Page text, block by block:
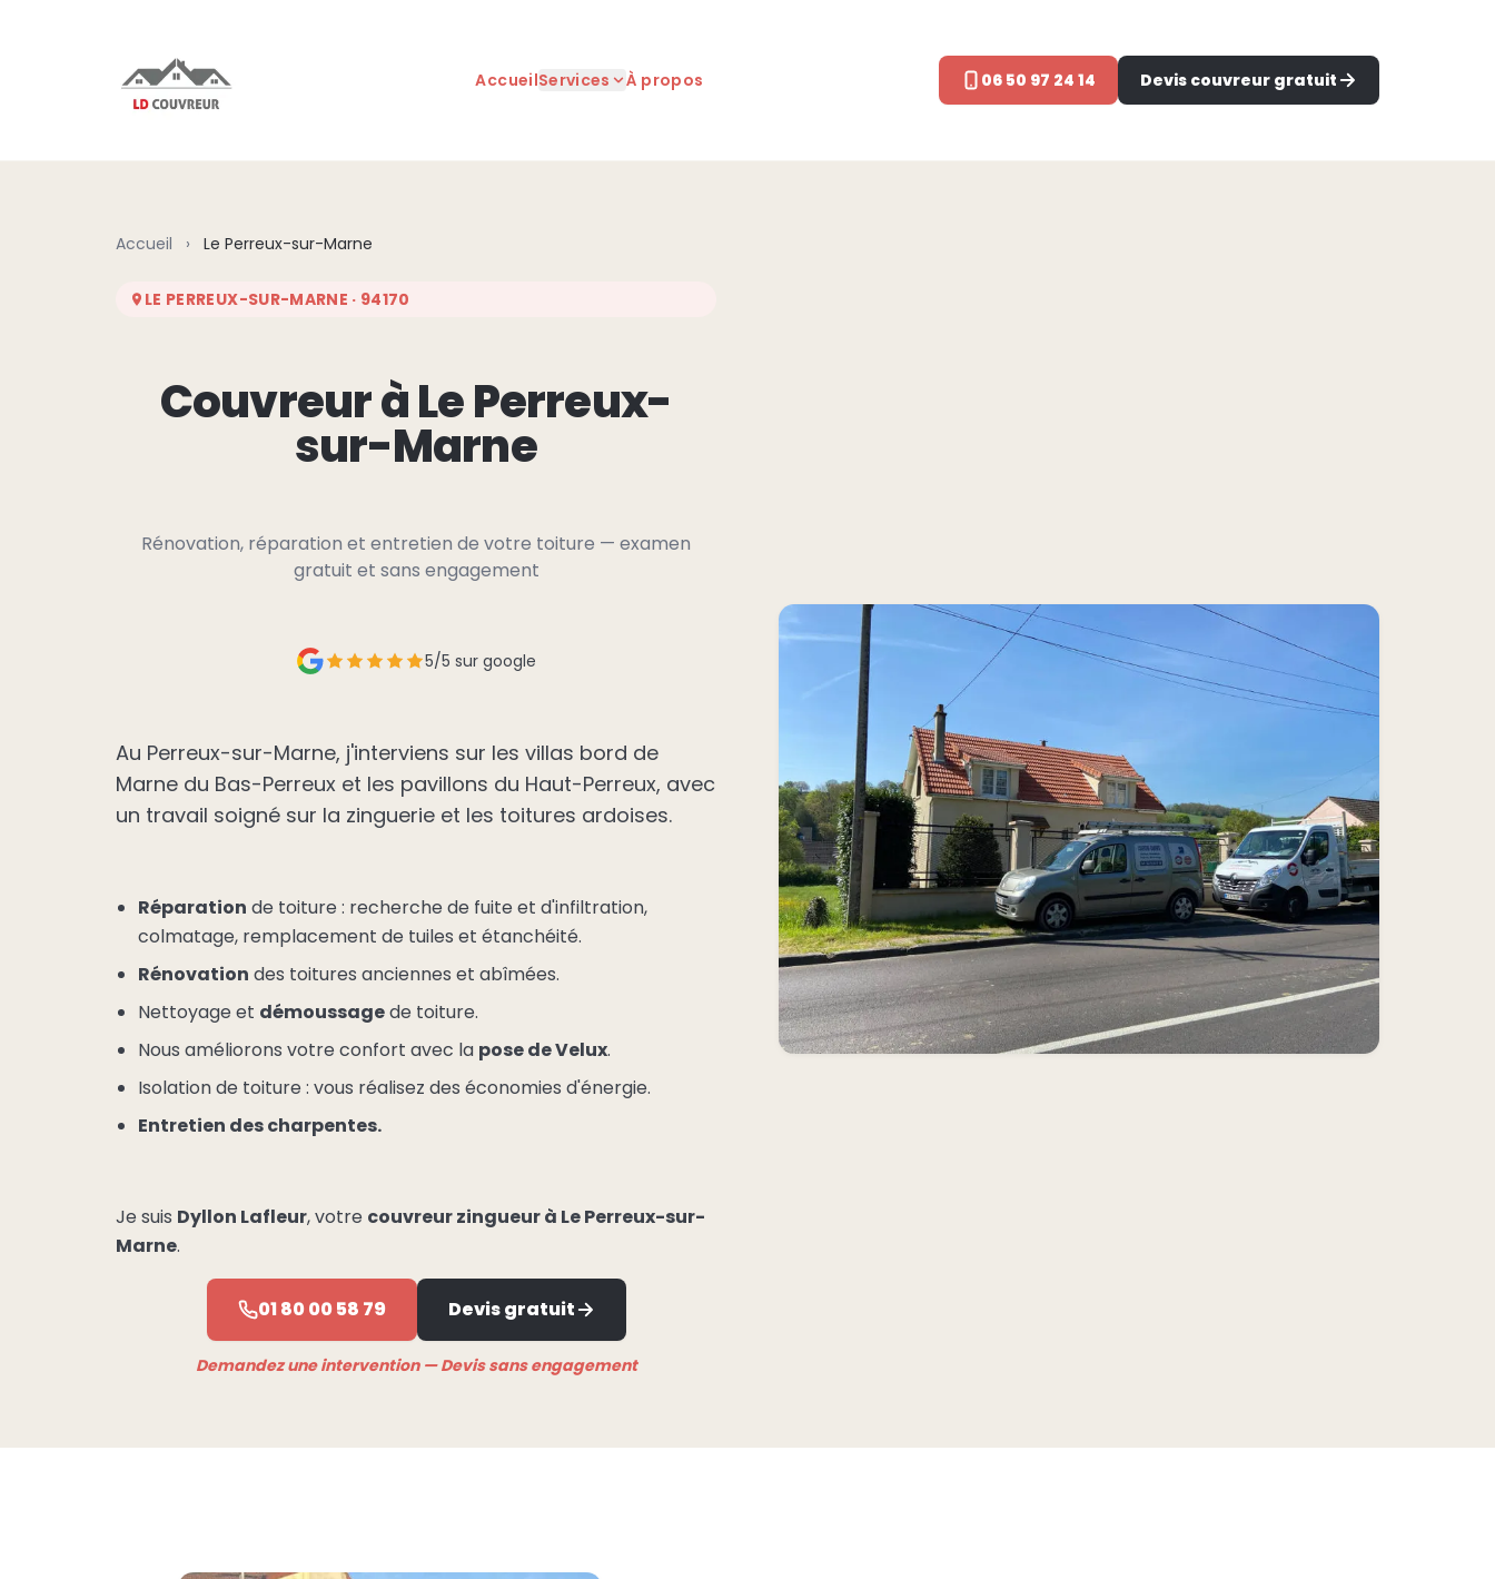
AccueilServices À propos 06 50 97 24 14 Devis couvreur gratuit
Accueil › Le Perreux-sur-Marne
LE PERREUX-SUR-MARNE · 94170
Couvreur à Le Perreux-
sur-Marne
Rénovation, réparation et entretien de votre toiture — examen
gratuit et sans engagement
5/5 sur google
Au Perreux-sur-Marne, j'interviens sur les villas bord de
Marne du Bas-Perreux et les pavillons du Haut-Perreux, avec
un travail soigné sur la zinguerie et les toitures ardoises.
Réparation de toiture : recherche de fuite et d'infiltration,
colmatage, remplacement de tuiles et étanchéité.
Rénovation des toitures anciennes et abîmées.
Nettoyage et démoussagede toiture.
Nous améliorons votre confort avec la pose de Velux.
Isolation de toiture : vous réalisez des économies d'énergie.
Entretien des charpentes.
Je suis Dyllon Lafleur, votre couvreur zingueur à Le Perreux-sur-
Marne.
01 80 00 58 79 Devis gratuit
Demandez une intervention — Devis sans engagement